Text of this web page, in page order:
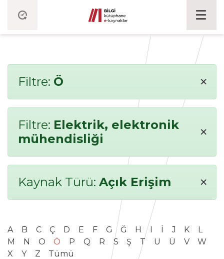
Filtre: Ö ×
Filtre: Elektrik, elektronik
mühendisliği
×
Kaynak Türü: Açık Erişim ×
A B C Ç D E F G Ğ H I İ J K
L
M
N O Ö P Q R S Ş T U Ü V
W
X
Y Z Tümü